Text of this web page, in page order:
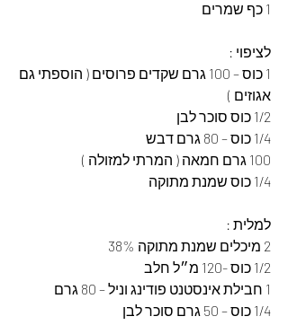
1 כף שמרים
לציפוי :
1 כוס – 100 גרם שקדים פרוסים ( הוספתי גם
אגוזים )
1/2 כוס סוכר לבן
1/4 כוס – 80 גרם דבש
100 גרם חמאה ( המרתי למזולה )
1/4 כוס שמנת מתוקה
למלית :
2 מיכלים שמנת מתוקה 38%
1/2 כוס -120 מ״ל חלב
1 חבילת אינסטנט פודינג וניל – 80 גרם
1/4 כוס – 50 גרם סוכר לבן